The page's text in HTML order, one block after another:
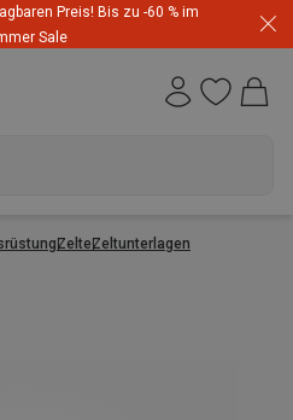
Preis! Bis zu -60 % im
Sale
ZelteZeltunterlagen